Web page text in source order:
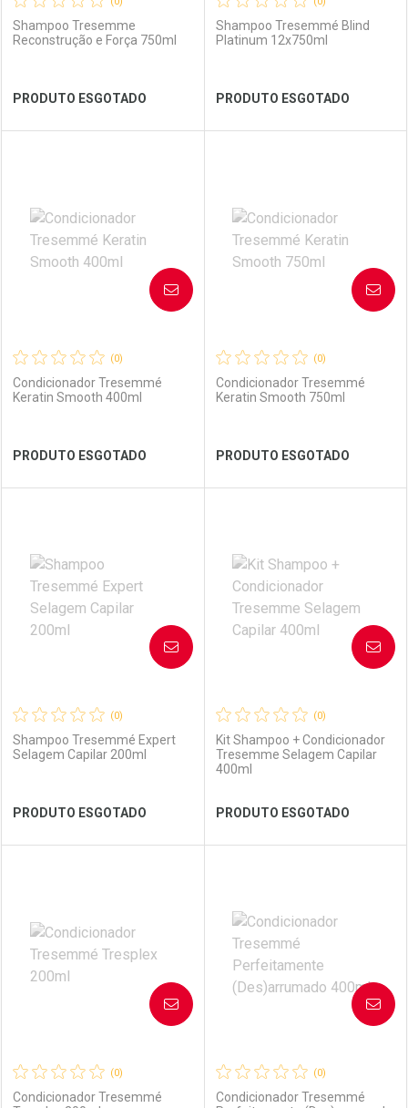
Ver Desconto Convênio Ver Desconto Convênio
Shampoo Tresemme
Reconstrução e Força 750ml
PRODUTO ESGOTADO
Laboratório
Ver Desconto Convênio
Por Menos
Shampoo Tresemmé Blind
Platinum 12x750ml
PRODUTO ESGOTADO
Laboratório
Ver Desconto Convênio
Por Menos
(0)
Condicionador Tresemmé
Keratin Smooth 400ml
PRODUTO ESGOTADO
AVISE-ME
Laboratório
Ver Desconto Convênio
Por Menos
(0)
Condicionador Tresemmé
Keratin Smooth 750ml
PRODUTO ESGOTADO
AVISE-ME
Laboratório
Ver Desconto Convênio
Por Menos
(0)
Shampoo Tresemmé Expert
Selagem Capilar 200ml
PRODUTO ESGOTADO
AVISE-ME
Laboratório
Por Menos
(0)
Kit Shampoo + Condicionador
Tresemme Selagem Capilar
400ml
PRODUTO ESGOTADO
AVISE-ME
Laboratório
Por Menos
(0)
Condicionador Tresemmé
AVISE-ME
(0)
Condicionador Tresemmé
AVISE-ME